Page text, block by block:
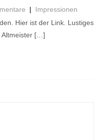
| Impressionen
Hier ist der Link. Lustiges
Altmeister […]